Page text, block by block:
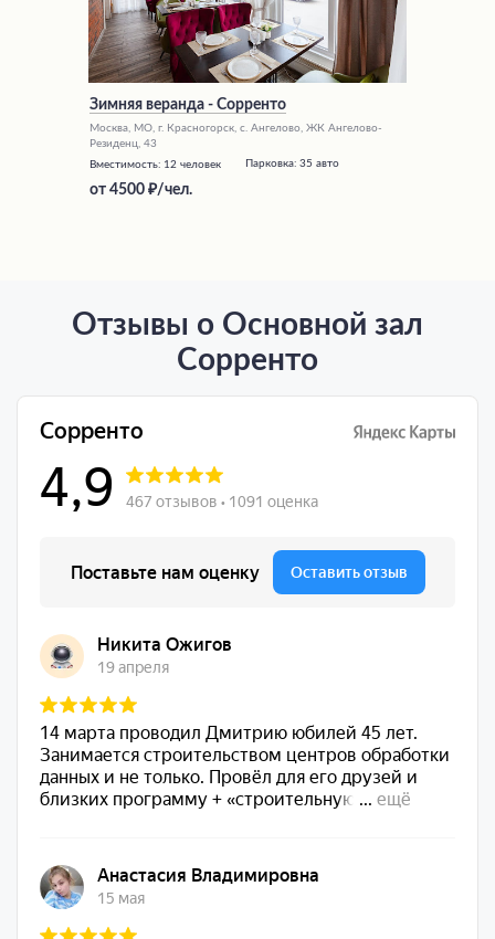
Зимняя веранда - Сорренто
Москва, МО, г. Красногорск, с. Ангелово, ЖК Ангелово-
Резиденц, 43
Вместимость: 12 человек Парковка: 35 авто
от 4500 /чел.
Отзывы о Основной зал
Сорренто